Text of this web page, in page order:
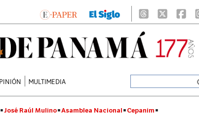
MULTIMEDIA
José Raúl Mulino Asamblea Nacional Cepanim